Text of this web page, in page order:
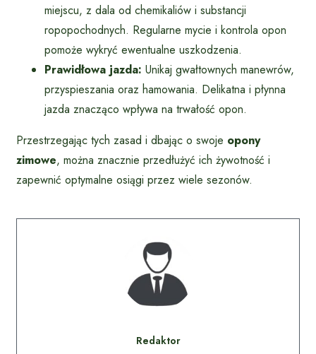
miejscu, z dala od chemikaliów i substancji
ropopochodnych. Regularne mycie i kontrola opon
pomoże wykryć ewentualne uszkodzenia.
Prawidłowa jazda: Unikaj gwałtownych manewrów,
przyspieszania oraz hamowania. Delikatna i płynna
jazda znacząco wpływa na trwałość opon.
Przestrzegając tych zasad i dbając o swoje opony
zimowe, można znacznie przedłużyć ich żywotność i
zapewnić optymalne osiągi przez wiele sezonów.
Redaktor